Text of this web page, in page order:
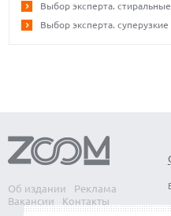
Выбор эксперта.
Выбор эксперта. суперузкие
Об издании
Реклама
Вакансии
Контакты